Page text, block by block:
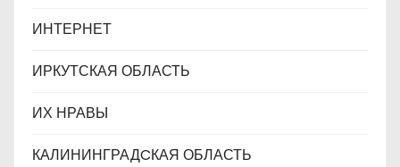
ИНТЕРНЕТ
ИРКУТСКАЯ ОБЛАСТЬ
ИХ НРАВЫ
КАЛИНИНГРАДCКАЯ ОБЛАСТЬ